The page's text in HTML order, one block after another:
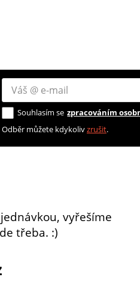
Souhlasím se zpracováním
Odběr můžete kdykolivzrušit.
vyřešíme
třeba. :)